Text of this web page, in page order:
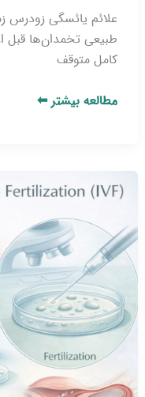
علائم یائسگی زودرس
کامل متوقف
مطالعه بیشتر ⬅
درمان
نازایی
از
مراحل
درمان
تا
افزایش
شانس
بارداری